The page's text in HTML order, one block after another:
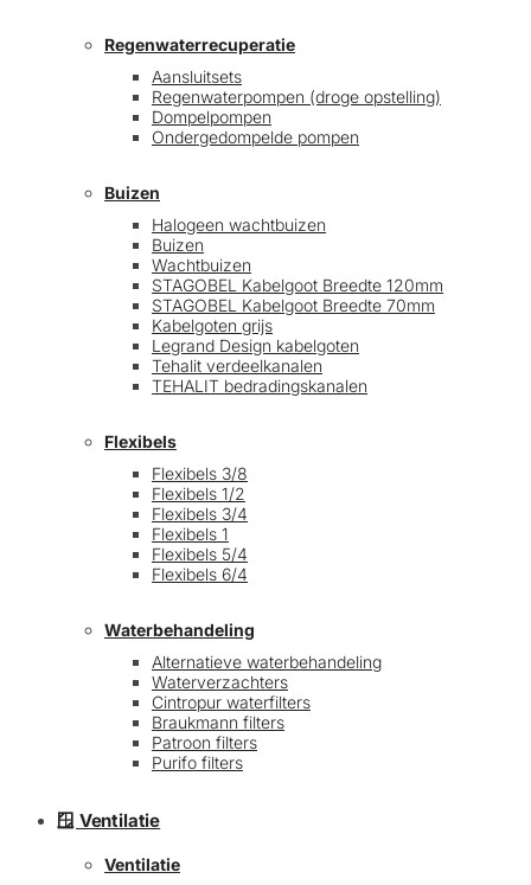
Regenwaterrecuperatie
Aansluitsets
Regenwaterpompen (droge opstelling)
Dompelpompen
Ondergedompelde pompen
Buizen
Halogeen wachtbuizen
Buizen
Wachtbuizen
STAGOBEL Kabelgoot Breedte 120mm
STAGOBEL Kabelgoot Breedte 70mm
Kabelgoten grijs
Legrand Design kabelgoten
Tehalit verdeelkanalen
TEHALIT bedradingskanalen
Flexibels
Flexibels 3/8
Flexibels 1/2
Flexibels 3/4
Flexibels 1
Flexibels 5/4
Flexibels 6/4
Waterbehandeling
Alternatieve waterbehandeling
Waterverzachters
Cintropur waterfilters
Braukmann filters
Patroon filters
Purifo filters
🪟 Ventilatie
Ventilatie